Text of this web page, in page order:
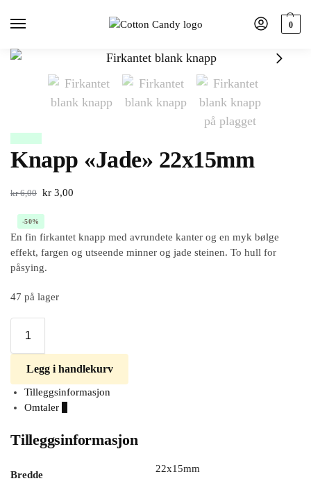
0
Knapp «Jade» 22x15mm
kr6,00 kr 3,00
-50%
En fin firkantet knapp med avrundete kanter og en myk bølge
effekt, fargen og utseende minner og jade steinen. To hull for
påsying.
47 på lager
Legg i handlekurv
Tilleggsinformasjon
Omtaler
Tilleggsinformasjon
Bredde
22x15mm